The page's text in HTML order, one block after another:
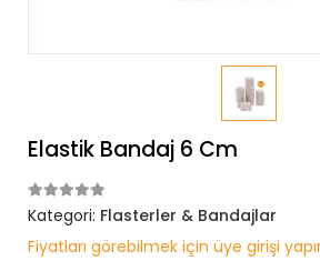
Elastik Bandaj 6 Cm
Kategori: Flasterler & Bandajlar
Fiyatları görebilmek için üye girişi